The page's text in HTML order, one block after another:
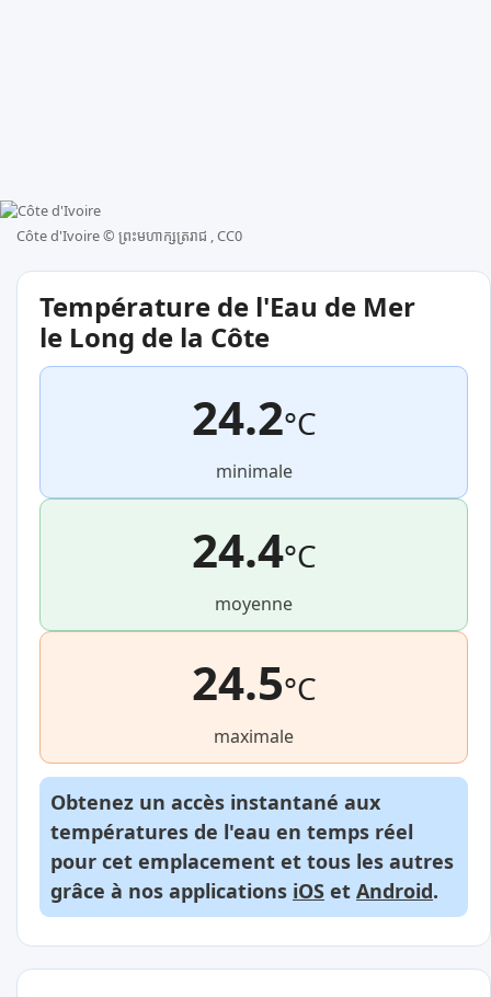
Côte d'Ivoire © ព្រះមហាក្សត្ររាជ , CC0
Température de l'Eau de Mer
le Long de la Côte
24.2°C
minimale
24.4°C
moyenne
24.5°C
maximale
Obtenez un accès instantané aux
températures de l'eau en temps réel
pour cet emplacement et tous les autres
grâce à nos applications iOS et Android.